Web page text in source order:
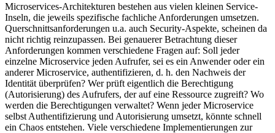
Microservices-Architekturen bestehen aus vielen kleinen Service-
Inseln, die jeweils spezifische fachliche Anforderungen umsetzen.
Querschnittsanforderungen u.a. auch Security-Aspekte, scheinen da
nicht richtig reinzupassen. Bei genauerer Betrachtung dieser
Anforderungen kommen verschiedene Fragen auf: Soll jeder
einzelne Microservice jeden Aufrufer, sei es ein Anwender oder ein
anderer Microservice, authentifizieren, d. h. den Nachweis der
Identität überprüfen? Wer prüft eigentlich die Berechtigung
(Autorisierung) des Aufrufers, der auf eine Ressource zugreift? Wo
werden die Berechtigungen verwaltet? Wenn jeder Microservice
selbst Authentifizierung und Autorisierung umsetzt, könnte schnell
ein Chaos entstehen. Viele verschiedene Implementierungen zur